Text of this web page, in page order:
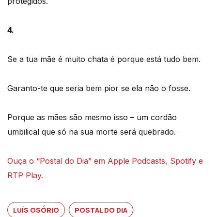
4.
Se a tua mãe é muito chata é porque está tudo bem.
Garanto-te que seria bem pior se ela não o fosse.
Porque as mães são mesmo isso – um cordão
umbilical que só na sua morte será quebrado.
Ouça o “Postal do Dia” em Apple Podcasts, Spotify e
RTP Play.
LUÍS OSÓRIO POSTAL DO DIA